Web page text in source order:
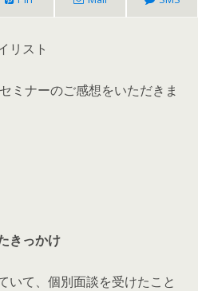
リスト
ミナーのご感想をいただきま
きっかけ
て、 個別面談を受けたこと